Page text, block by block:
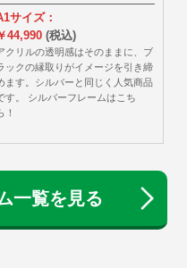
サイズ：
44,990 (税込)
クリルの透明感はそのままに、ブ
ックの縁取りがイメージを引き締
ます。シルバーと同じく人気商品
す。 シルバーフレームはこち
！
一覧を見る